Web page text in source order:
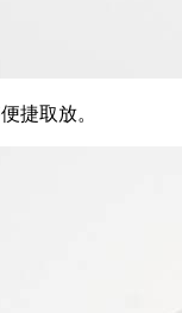
捷取放。